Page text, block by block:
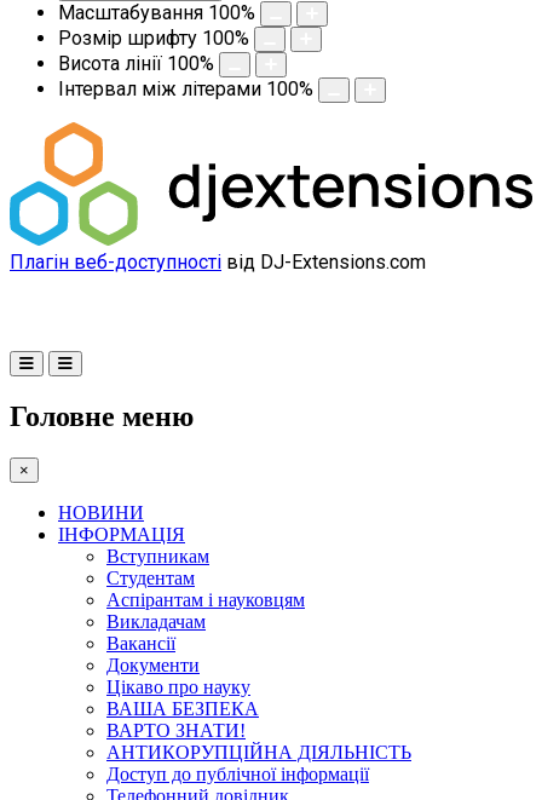
Масштабування 100%
Розмір шрифту 100%
Висота лінії 100%
Інтервал між літерами 100%
Плагін веб-доступності від DJ-Extensions.com
Головне меню
×
НОВИНИ
ІНФОРМАЦІЯ
Вступникам
Студентам
Аспірантам і науковцям
Викладачам
Вакансії
Документи
Цікаво про науку
ВАША БЕЗПЕКА
ВАРТО ЗНАТИ!
АНТИКОРУПЦІЙНА ДІЯЛЬНІСТЬ
Доступ до публічної інформації
Телефонний довідник